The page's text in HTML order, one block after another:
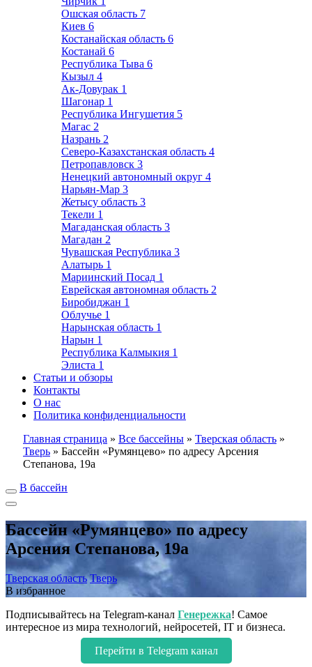
Ошская область 7
Киев 6
Костанайская область 6
Костанай 6
Республика Тыва 6
Кызыл 4
Ак-Довурак 1
Шагонар 1
Республика Ингушетия 5
Магас 2
Назрань 2
Северо-Казахстанская область 4
Петропавловск 3
Ненецкий автономный округ 4
Нарьян-Мар 3
Жетысу область 3
Текели 1
Магаданская область 3
Магадан 2
Чувашская Республика 3
Алатырь 1
Мариинский Посад 1
Еврейская автономная область 2
Биробиджан 1
Облучье 1
Нарынская область 1
Нарын 1
Республика Калмыкия 1
Элиста 1
Статьи и обзоры
Контакты
О нас
Политика конфиденциальности
Главная страница » Все бассейны » Тверская область »
Тверь » Бассейн «Румянцево» по адресу Арсения
Степанова, 19а
В бассейн
Бассейн «Румянцево» по адресу
Арсения Степанова, 19а
Тверская область Тверь
В избранное
Подписывайтесь на Telegram-канал Генережка! Самое
интересное из мира технологий, нейросетей, IT и бизнеса.
Перейти в Telegram канал